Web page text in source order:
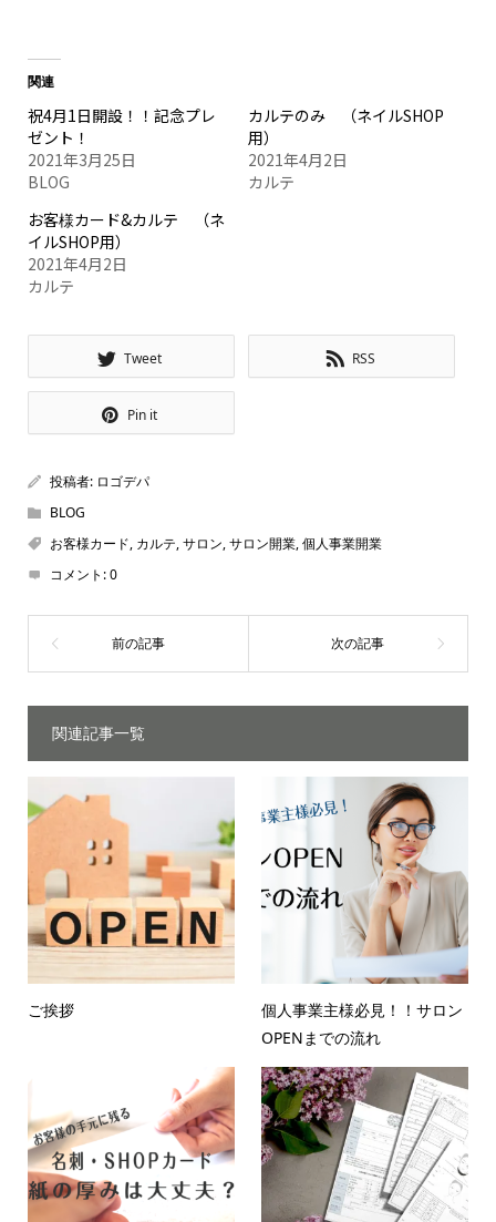
関連
祝4月1日開設！！記念プレ
ゼント！
2021年3月25日
BLOG
カルテのみ （ネイルSHOP
用）
2021年4月2日
カルテ
お客様カード&カルテ （ネ
イルSHOP用）
2021年4月2日
カルテ
Tweet RSS
Pin it
投稿者: ロゴデパ
BLOG
お客様カード, カルテ,サロン,サロン開業,個人事業開業
コメント:0
関連記事一覧
ご挨拶
個人事業主様必見！！サロン
OPENまでの流れ